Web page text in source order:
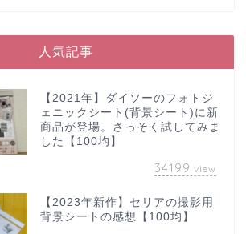
人気記事
【2021年】ダイソーのフォトジ
ェニックシート(背景シート)に新
商品が登場。さっそく試してみま
した【100均】
34199 view
【2023年新作】セリアの撮影用
背景シートの感想【100均】